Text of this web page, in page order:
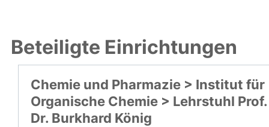
Beteiligte Einrichtungen
Chemie und Pharmazie > Institut für
Organische Chemie > Lehrstuhl Prof.
Dr. Burkhard König